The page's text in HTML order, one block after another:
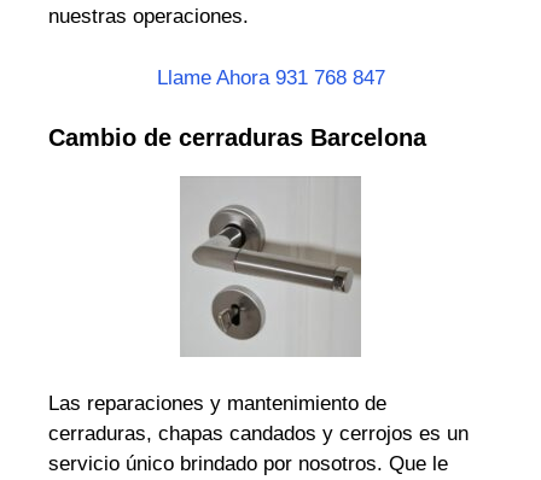
nuestras operaciones.
Llame Ahora 931 768 847
Cambio de cerraduras Barcelona
Las reparaciones y mantenimiento de
cerraduras, chapas candados y cerrojos es un
servicio único brindado por nosotros. Que le